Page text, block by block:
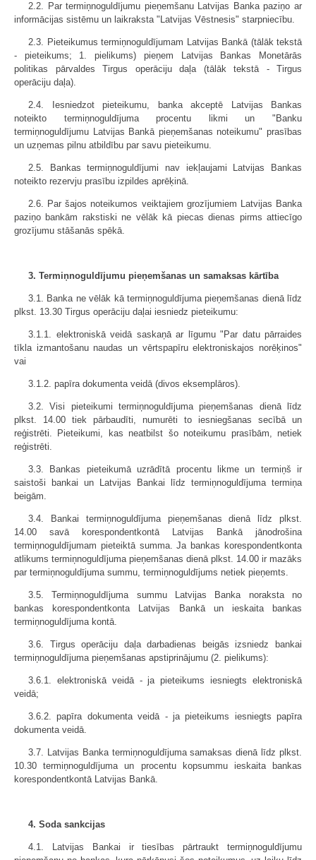
2.2. Par termiņnoguldījumu pieņemšanu Latvijas Banka paziņo ar
informācijas sistēmu un laikraksta "Latvijas Vēstnesis" starpniecību.
2.3. Pieteikumus termiņnoguldījumam Latvijas Bankā (tālāk tekstā
- pieteikums; 1. pielikums) pieņem Latvijas Bankas Monetārās
politikas pārvaldes Tirgus operāciju daļa (tālāk tekstā - Tirgus
operāciju daļa).
2.4. Iesniedzot pieteikumu, banka akceptē Latvijas Bankas
noteikto termiņnoguldījuma procentu likmi un "Banku
termiņnoguldījumu Latvijas Bankā pieņemšanas noteikumu" prasības
un uzņemas pilnu atbildību par savu pieteikumu.
2.5. Bankas termiņnoguldījumi nav iekļaujami Latvijas Bankas
noteikto rezervju prasību izpildes aprēķinā.
2.6. Par šajos noteikumos veiktajiem grozījumiem Latvijas Banka
paziņo bankām rakstiski ne vēlāk kā piecas dienas pirms attiecīgo
grozījumu stāšanās spēkā.
3. Termiņnoguldījumu pieņemšanas un samaksas kārtība
3.1. Banka ne vēlāk kā termiņnoguldījuma pieņemšanas dienā līdz
plkst. 13.30 Tirgus operāciju daļai iesniedz pieteikumu:
3.1.1. elektroniskā veidā saskaņā ar līgumu "Par datu pārraides
tīkla izmantošanu naudas un vērtspapīru elektroniskajos norēķinos"
vai
3.1.2. papīra dokumenta veidā (divos eksemplāros).
3.2. Visi pieteikumi termiņnoguldījuma pieņemšanas dienā līdz
plkst. 14.00 tiek pārbaudīti, numurēti to iesniegšanas secībā un
reģistrēti. Pieteikumi, kas neatbilst šo noteikumu prasībām, netiek
reģistrēti.
3.3. Bankas pieteikumā uzrādītā procentu likme un termiņš ir
saistoši bankai un Latvijas Bankai līdz termiņnoguldījuma termiņa
beigām.
3.4. Bankai termiņnoguldījuma pieņemšanas dienā līdz plkst.
14.00 savā korespondentkontā Latvijas Bankā jānodrošina
termiņnoguldījumam pieteiktā summa. Ja bankas korespondentkonta
atlikums termiņnoguldījuma pieņemšanas dienā plkst. 14.00 ir mazāks
par termiņnoguldījuma summu, termiņnoguldījums netiek pieņemts.
3.5. Termiņnoguldījuma summu Latvijas Banka noraksta no
bankas korespondentkonta Latvijas Bankā un ieskaita bankas
termiņnoguldījuma kontā.
3.6. Tirgus operāciju daļa darbadienas beigās izsniedz bankai
termiņnoguldījuma pieņemšanas apstiprinājumu (2. pielikums):
3.6.1. elektroniskā veidā - ja pieteikums iesniegts elektroniskā
veidā;
3.6.2. papīra dokumenta veidā - ja pieteikums iesniegts papīra
dokumenta veidā.
3.7. Latvijas Banka termiņnoguldījuma samaksas dienā līdz plkst.
10.30 termiņnoguldījuma un procentu kopsummu ieskaita bankas
korespondentkontā Latvijas Bankā.
4. Soda sankcijas
4.1. Latvijas Bankai ir tiesības pārtraukt termiņnoguldījumu